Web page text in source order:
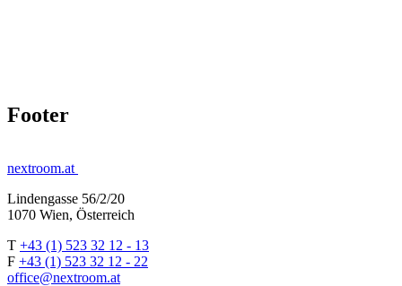
Footer
nextroom.at
Lindengasse 56/2/20
1070 Wien, Österreich
T +43 (1) 523 32 12 - 13
F +43 (1) 523 32 12 - 22
office@nextroom.at